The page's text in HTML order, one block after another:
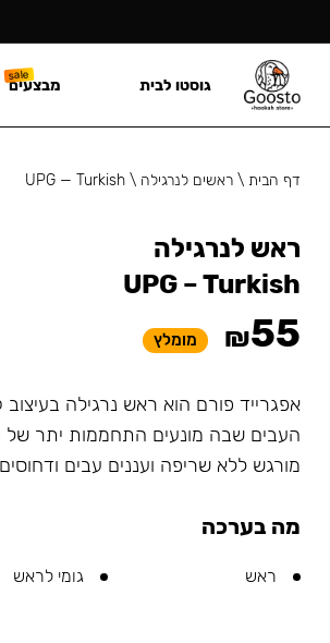
דף הבית\ ראשים לנרגילה \
UPG — Turkish
ראש לנרגילה
UPG – Turkish
₪55 מומלץ
אפגרייד פורם הוא ראש נרגילה
העבים שבה מונעים התחממות יתר של
מורגש ללא שריפה ועננים עבים
מה בערכה
ראש גומי לראש
גוסטו לבית מבצעים